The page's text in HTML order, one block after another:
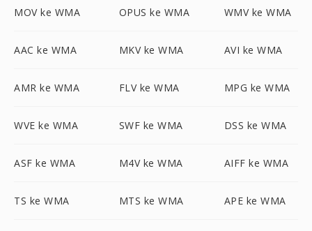
MOV ke WMA OPUS ke WMA WMV ke WMA
AAC ke WMA MKV ke WMA AVI ke WMA
AMR ke WMA FLV ke WMA MPG ke WMA
WVE ke WMA SWF ke WMA DSS ke WMA
ASF ke WMA M4V ke WMA AIFF ke WMA
TS ke WMA MTS ke WMA APE ke WMA